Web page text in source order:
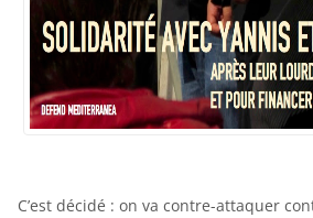
C’est décidé : on va contre-attaquer